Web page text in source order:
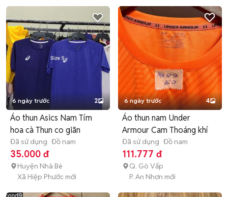
6 ngày trước 2
Áo thun Asics Nam Tím
hoa cà Thun co giãn
Đã sử dụng Đồ nam
35.000 đ
Huyện Nhà Bè
Xã Hiệp Phước mới
6 ngày trước 4
Áo thun nam Under
Armour Cam Thoáng khí
Đã sử dụng Đồ nam
111.777 đ
Q. Gò Vấp
P. An Nhơn mới